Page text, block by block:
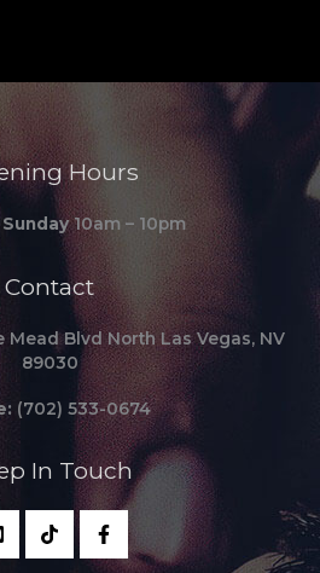
Hours
10am – 10pm
Contact
Mead Blvd North Las Vegas, NV
89030
(702) 533-0674
In Touch